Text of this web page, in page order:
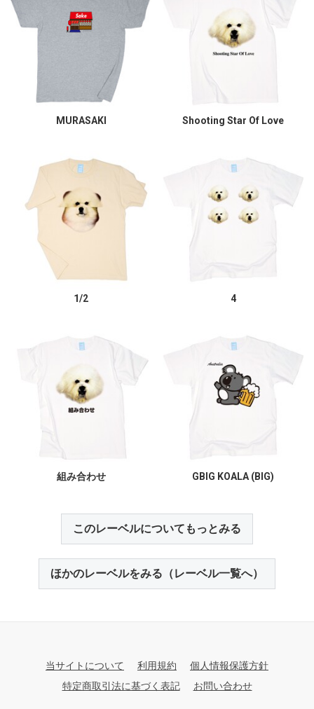
MURASAKI Shooting Star Of Love
1/2 4
組み合わせ GBIG KOALA (BIG)
このレーベルについてもっとみる
ほかのレーベルをみる（レーベル一覧へ）
当サイトについて 利用規約
個人情報保護方針
特定商取引法に基づく表記
お問い合わせ